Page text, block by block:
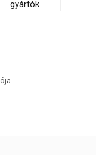
gyártók